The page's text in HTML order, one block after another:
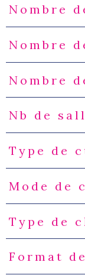
Nombre
Nombre
Nombre
Nb de
Type de
Mode de
Type de
Format